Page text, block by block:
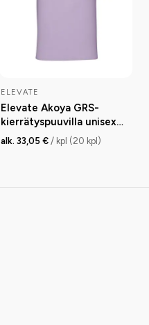
ELEVATE
Elevate Akoya GRS-
kierrätyspuuvilla unisex
pikeepaita
alk. 33,05 € / kpl (20 kpl)